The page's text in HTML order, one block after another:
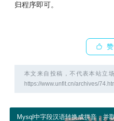
归程序即可。
赞
本文来自投稿，不代表本站立
https://www.unfit.cn/archives/
Mysql中字段汉语转换成拼音，并